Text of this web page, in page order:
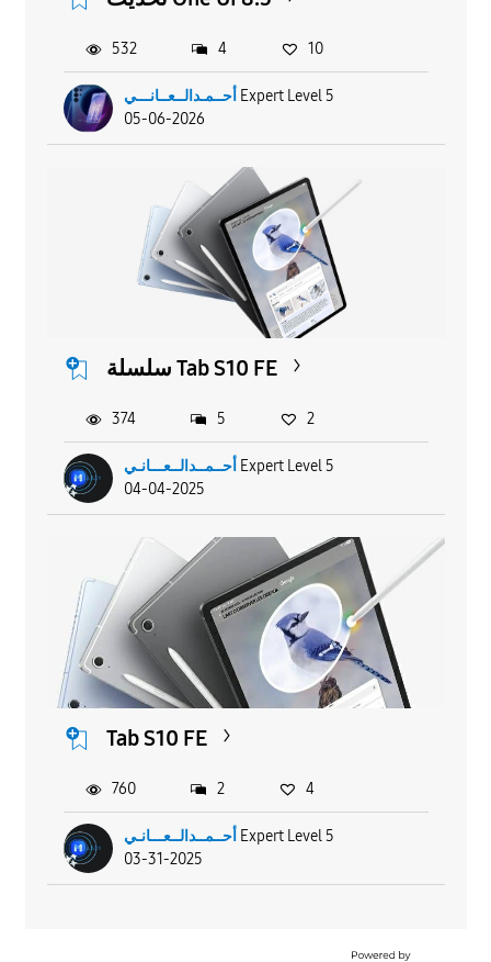
أحــمـدالــعــانـــي Expert Level 5
05-06-2026
532 4 10
سلسلة Tab S10 FE
أحــمــدالــعـــانـي Expert Level 5
04-04-2025
374 5 2
Tab S10 FE
أحــمــدالــعـــانـي Expert Level 5
03-31-2025
760 2 4